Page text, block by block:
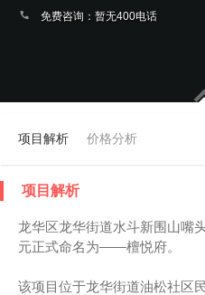
免费咨询：暂无400电话
项目解析 价格分析
项目解析
龙华区龙华街道水斗新围山嘴
元正式命名为——檀悦府。
该项目位于龙华街道油松社区